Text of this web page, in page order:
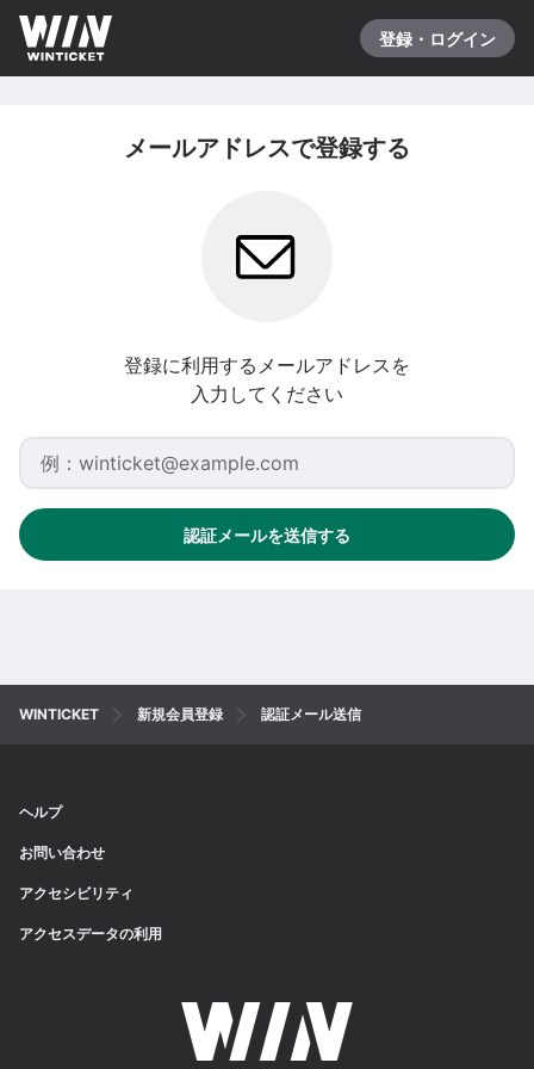
登録・ログイン
メールアドレスで登録する
登録に利用するメールアドレスを
入力してください
認証メールを送信する
WINTICKET 新規会員登録 認証メール送信
ヘルプ
お問い合わせ
アクセシビリティ
アクセスデータの利用